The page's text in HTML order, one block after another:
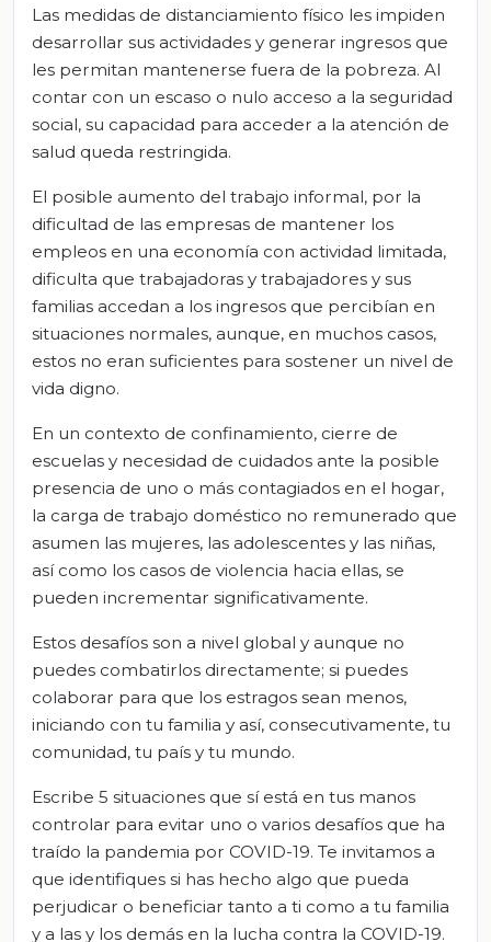
Las medidas de distanciamiento físico les impiden
desarrollar sus actividades y generar ingresos que
les permitan mantenerse fuera de la pobreza. Al
contar con un escaso o nulo acceso a la seguridad
social, su capacidad para acceder a la atención de
salud queda restringida.
El posible aumento del trabajo informal, por la
dificultad de las empresas de mantener los
empleos en una economía con actividad limitada,
dificulta que trabajadoras y trabajadores y sus
familias accedan a los ingresos que percibían en
situaciones normales, aunque, en muchos casos,
estos no eran suficientes para sostener un nivel de
vida digno.
En un contexto de confinamiento, cierre de
escuelas y necesidad de cuidados ante la posible
presencia de uno o más contagiados en el hogar,
la carga de trabajo doméstico no remunerado que
asumen las mujeres, las adolescentes y las niñas,
así como los casos de violencia hacia ellas, se
pueden incrementar significativamente.
Estos desafíos son a nivel global y aunque no
puedes combatirlos directamente; si puedes
colaborar para que los estragos sean menos,
iniciando con tu familia y así, consecutivamente, tu
comunidad, tu país y tu mundo.
Escribe 5 situaciones que sí está en tus manos
controlar para evitar uno o varios desafíos que ha
traído la pandemia por COVID-19. Te invitamos a
que identifiques si has hecho algo que pueda
perjudicar o beneficiar tanto a ti como a tu familia
y a las y los demás en la lucha contra la COVID-19.